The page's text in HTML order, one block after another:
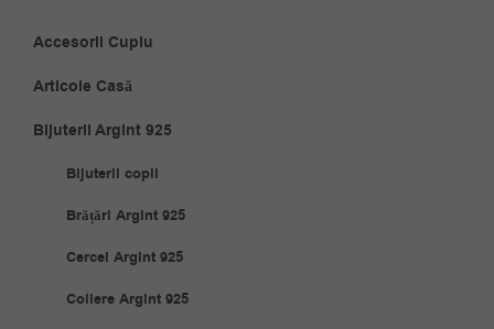
Accesorii Cuplu
Articole Casă
Bijuterii Argint 925
Bijuterii copii
Brățări Argint 925
Cercei Argint 925
Coliere Argint 925